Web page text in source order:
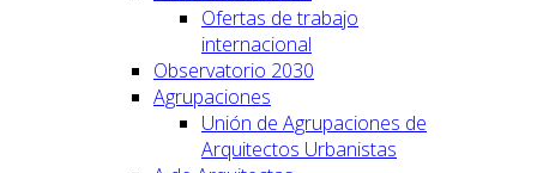
Ofertas de trabajo
internacional
Observatorio 2030
Agrupaciones
Unión de Agrupaciones de
Arquitectos Urbanistas